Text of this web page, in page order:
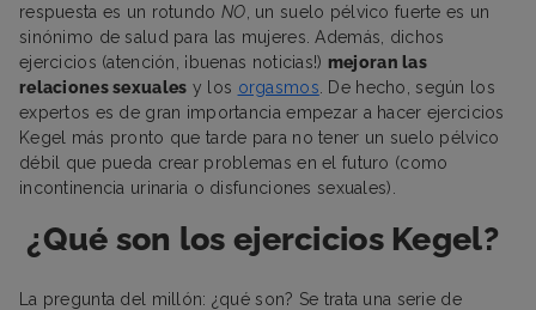
respuesta es un rotundo NO , un suelo pélvico fuerte es un
sinónimo de salud para las mujeres. Además, dichos
ejercicios (atención, ¡buenas noticias!) mejoran las
relaciones sexuales y los orgasmos . De hecho, según los
expertos es de gran importancia empezar a hacer ejercicios
Kegel más pronto que tarde para no tener un suelo pélvico
débil que pueda crear problemas en el futuro (como
incontinencia urinaria o disfunciones sexuales).
¿Qué son los ejercicios Kegel?
La pregunta del millón: ¿qué son? Se trata una serie de